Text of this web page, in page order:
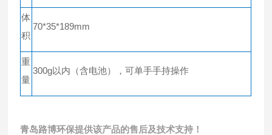
体
积
70*35*189mm
重
量
300g以内（含电池），可单手手持操作
青岛路博环保提供该产品的售后及技术支持！